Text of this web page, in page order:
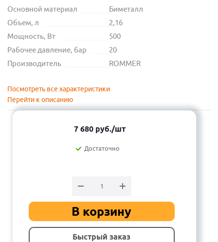
Основной материал
Биметалл
Объем, л
2,16
Мощность, Вт
500
Рабочее давление, бар
20
Производитель
ROMMER
Посмотреть все характеристики
Перейти к описанию
7 680руб./шт
Достаточно
В корзину
Быстрый заказ